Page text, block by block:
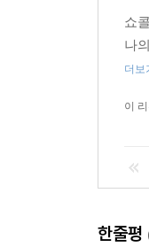
쇼
나
더보
이
한줄평